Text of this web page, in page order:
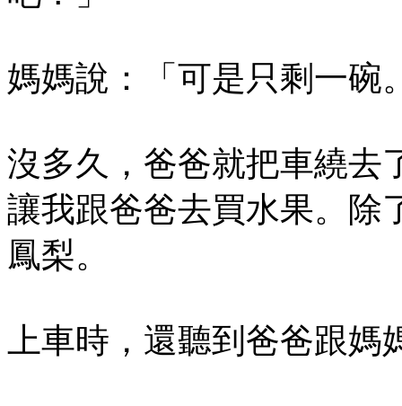
媽媽說：「可是只剩一碗
沒多久，爸爸就把車繞去
讓我跟爸爸去買水果。除
鳳梨。
上車時，還聽到爸爸跟